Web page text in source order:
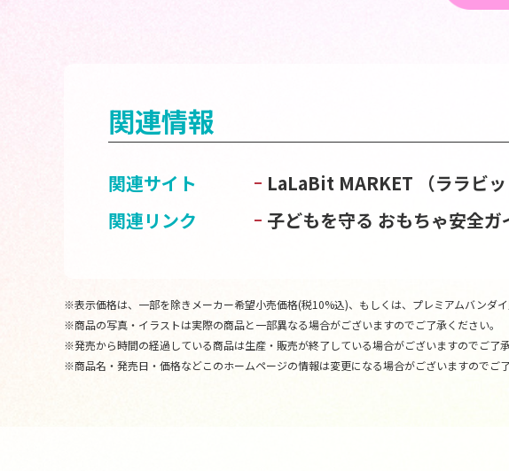
関連情報
関連サイト LaLaBit MARKET （ララビッ
関連リンク
子どもを守る おもちゃ安全ガ
※表示価格は、一部を除きメーカー希望小売価格(税10%込)、もしくは、プレミアムバンダイ
※商品の写真・イラストは実際の商品と一部異なる場合がございますのでご了承ください。
※発売から時間の経過している商品は生産・販売が終了している場合がございますのでご了承
※商品名・発売日・価格などこのホームページの情報は変更になる場合がございますのでご了